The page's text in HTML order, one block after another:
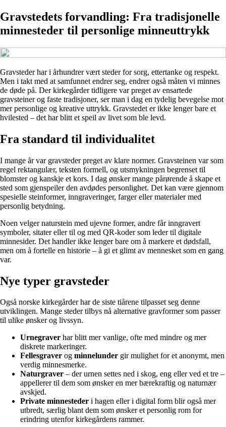
Gravstedets forvandling: Fra tradisjonelle
minnesteder til personlige minneuttrykk
Gravsteder har i århundrer vært steder for sorg, ettertanke og respekt.
Men i takt med at samfunnet endrer seg, endrer også måten vi minnes
de døde på. Der kirkegårder tidligere var preget av ensartede
gravsteiner og faste tradisjoner, ser man i dag en tydelig bevegelse mot
mer personlige og kreative uttrykk. Gravstedet er ikke lenger bare et
hvilested – det har blitt et speil av livet som ble levd.
Fra standard til individualitet
I mange år var gravsteder preget av klare normer. Gravsteinen var som
regel rektangulær, teksten formell, og utsmykningen begrenset til
blomster og kanskje et kors. I dag ønsker mange pårørende å skape et
sted som gjenspeiler den avdødes personlighet. Det kan være gjennom
spesielle steinformer, inngraveringer, farger eller materialer med
personlig betydning.
Noen velger naturstein med ujevne former, andre får inngravert
symboler, sitater eller til og med QR-koder som leder til digitale
minnesider. Det handler ikke lenger bare om å markere et dødsfall,
men om å fortelle en historie – å gi et glimt av mennesket som en gang
var.
Nye typer gravsteder
Også norske kirkegårder har de siste tiårene tilpasset seg denne
utviklingen. Mange steder tilbys nå alternative gravformer som passer
til ulike ønsker og livssyn.
Urnegraver har blitt mer vanlige, ofte med mindre og mer
diskrete markeringer.
Fellesgraver og minnelunder gir mulighet for et anonymt, men
verdig minnesmerke.
Naturgraver – der urnen settes ned i skog, eng eller ved et tre –
appellerer til dem som ønsker en mer bærekraftig og naturnær
avskjed.
Private minnesteder i hagen eller i digital form blir også mer
utbredt, særlig blant dem som ønsker et personlig rom for
erindring utenfor kirkegårdens rammer.